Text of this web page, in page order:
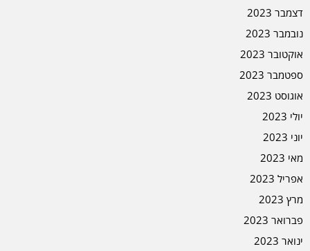
דצמבר 2023
נובמבר 2023
אוקטובר 2023
ספטמבר 2023
אוגוסט 2023
יולי 2023
יוני 2023
מאי 2023
אפריל 2023
מרץ 2023
פברואר 2023
ינואר 2023